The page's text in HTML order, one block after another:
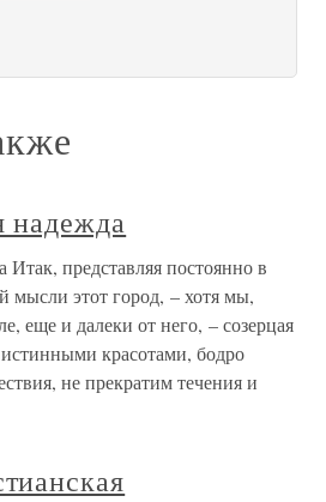
надежда
Итак, представляя постоянно в
мысли этот город, – хотя мы,
еще и далеки от него, – созерцая
истинными красотами, бодро
не прекратим течения и